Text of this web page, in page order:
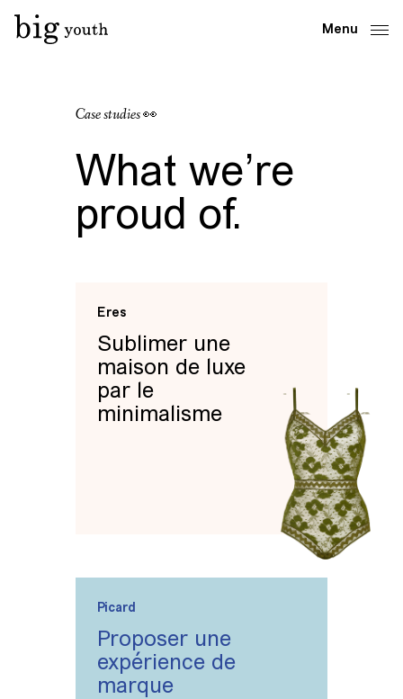
Menu
Case studies👀
What we’re
proud of.
Eres
Sublimer une
maison de luxe
par le
minimalisme
Picard
Proposer une
expérience de
marque